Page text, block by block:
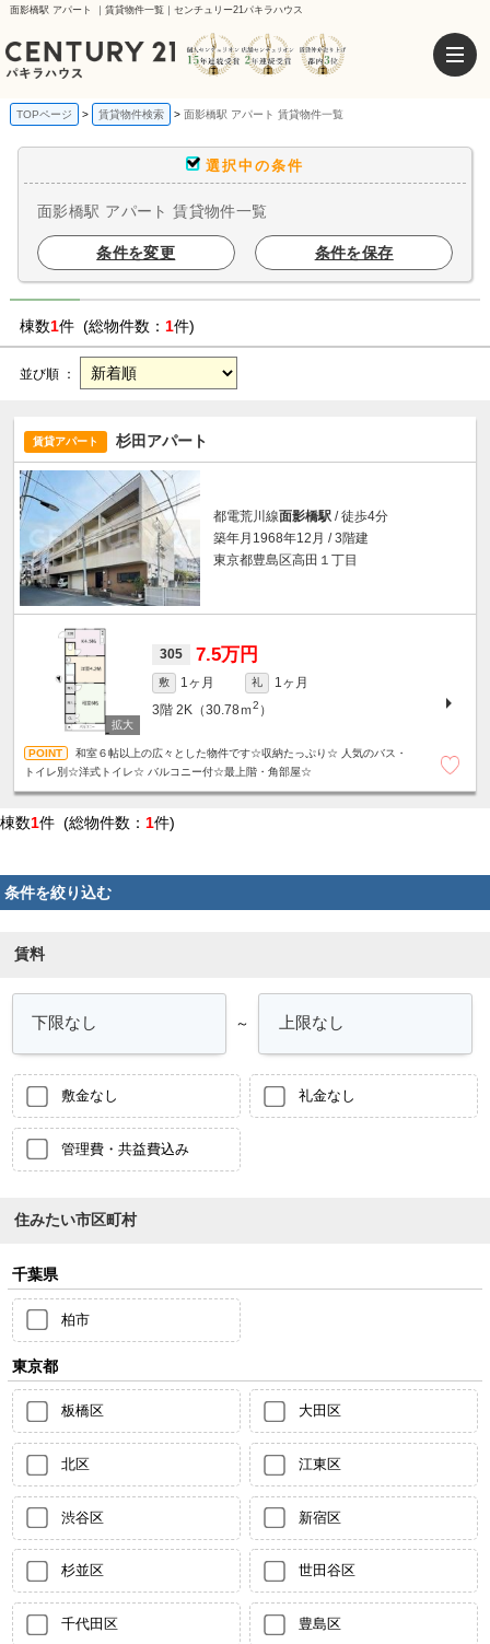
面影橋駅 アパート ｜賃貸物件一覧｜センチュリー21パキラハウス
TOPページ 賃貸物件検索 面影橋駅 アパート 賃貸物件一覧
選択中の条件
面影橋駅 アパート 賃貸物件一覧
条件を変更 条件を保存
棟数1件 (総物件数： 1件)
並び順 ：
賃貸アパート 杉田アパート
都電荒川線面影橋駅 / 徒歩4分
築年月1968年12月 / 3階建
東京都豊島区高田１丁目
305 7.5万円
敷 1ヶ月 礼
1ヶ月
3階 2K（30.78ｍ2 ）
和室６帖以上の広々とした物件です☆収納たっぷり☆ 人気のバス・
トイレ別☆洋式トイレ☆ バルコニー付☆最上階・角部屋☆
棟数1件 (総物件数： 1件)
条件を絞り込む
賃料
～
敷金なし 礼金なし
管理費・共益費込み
住みたい市区町村
千葉県
柏市
東京都
板橋区 大田区
北区 江東区
渋谷区 新宿区
杉並区 世田谷区
千代田区 豊島区